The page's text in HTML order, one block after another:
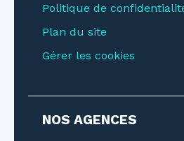
Politique de
Plan du site
Gérer les cookies
NOS AGENCES